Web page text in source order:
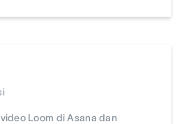
Loom di Asana dan